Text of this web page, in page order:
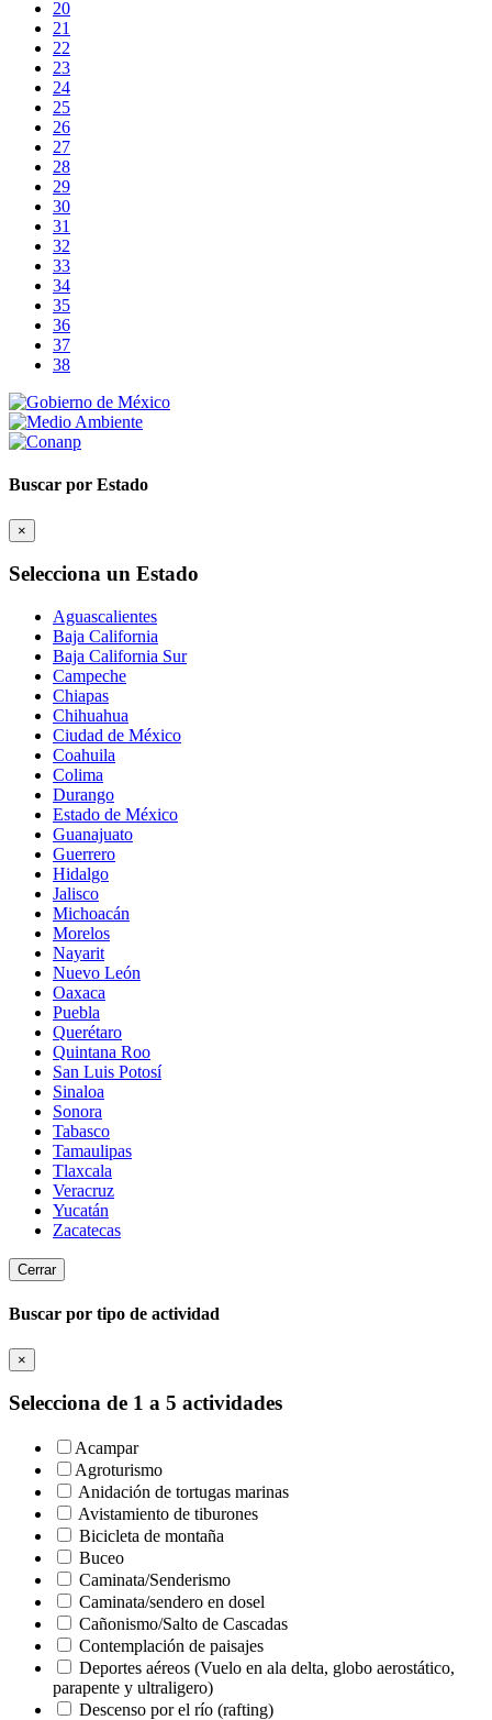
20
21
22
23
24
25
26
27
28
29
30
31
32
33
34
35
36
37
38
Buscar por Estado
×
Selecciona un Estado
Aguascalientes
Baja California
Baja California Sur
Campeche
Chiapas
Chihuahua
Ciudad de México
Coahuila
Colima
Durango
Estado de México
Guanajuato
Guerrero
Hidalgo
Jalisco
Michoacán
Morelos
Nayarit
Nuevo León
Oaxaca
Puebla
Querétaro
Quintana Roo
San Luis Potosí
Sinaloa
Sonora
Tabasco
Tamaulipas
Tlaxcala
Veracruz
Yucatán
Zacatecas
Cerrar
Buscar por tipo de actividad
×
Selecciona de 1 a 5 actividades
Acampar
Agroturismo
Anidación de tortugas marinas
Avistamiento de tiburones
Bicicleta de montaña
Buceo
Caminata/Senderismo
Caminata/sendero en dosel
Cañonismo/Salto de Cascadas
Contemplación de paisajes
Deportes aéreos (Vuelo en ala delta, globo aerostático,
parapente y ultraligero)
Descenso por el río (rafting)